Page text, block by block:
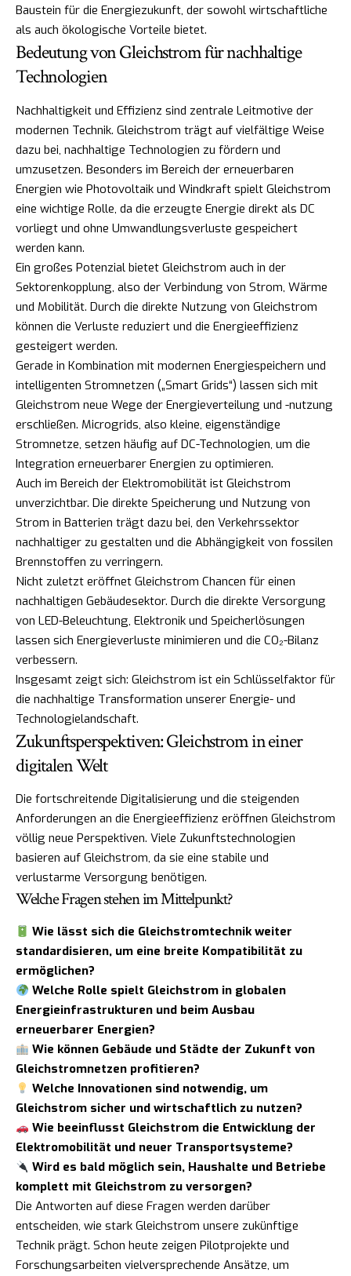
Baustein für die Energiezukunft, der sowohl wirtschaftliche
als auch ökologische Vorteile bietet.
Bedeutung von Gleichstrom für nachhaltige
Technologien
Nachhaltigkeit und Effizienz sind zentrale Leitmotive der
modernen Technik. Gleichstrom trägt auf vielfältige Weise
dazu bei, nachhaltige Technologien zu fördern und
umzusetzen. Besonders im Bereich der erneuerbaren
Energien wie Photovoltaik und Windkraft spielt Gleichstrom
eine wichtige Rolle, da die erzeugte Energie direkt als DC
vorliegt und ohne Umwandlungsverluste gespeichert
werden kann.
Ein großes Potenzial bietet Gleichstrom auch in der
Sektorenkopplung, also der Verbindung von Strom, Wärme
und Mobilität. Durch die direkte Nutzung von Gleichstrom
können die Verluste reduziert und die Energieeffizienz
gesteigert werden.
Gerade in Kombination mit modernen Energiespeichern und
intelligenten Stromnetzen („Smart Grids“) lassen sich mit
Gleichstrom neue Wege der Energieverteilung und -nutzung
erschließen. Microgrids, also kleine, eigenständige
Stromnetze, setzen häufig auf DC-Technologien, um die
Integration erneuerbarer Energien zu optimieren.
Auch im Bereich der Elektromobilität ist Gleichstrom
unverzichtbar. Die direkte Speicherung und Nutzung von
Strom in Batterien trägt dazu bei, den Verkehrssektor
nachhaltiger zu gestalten und die Abhängigkeit von fossilen
Brennstoffen zu verringern.
Nicht zuletzt eröffnet Gleichstrom Chancen für einen
nachhaltigen Gebäudesektor. Durch die direkte Versorgung
von LED-Beleuchtung, Elektronik und Speicherlösungen
lassen sich Energieverluste minimieren und die CO₂-Bilanz
verbessern.
Insgesamt zeigt sich: Gleichstrom ist ein Schlüsselfaktor für
die nachhaltige Transformation unserer Energie- und
Technologielandschaft.
Zukunftsperspektiven: Gleichstrom in einer
digitalen Welt
Die fortschreitende Digitalisierung und die steigenden
Anforderungen an die Energieeffizienz eröffnen Gleichstrom
völlig neue Perspektiven. Viele Zukunftstechnologien
basieren auf Gleichstrom, da sie eine stabile und
verlustarme Versorgung benötigen.
Welche Fragen stehen im Mittelpunkt?
Wie lässt sich die Gleichstromtechnik weiter
standardisieren, um eine breite Kompatibilität zu
ermöglichen?
Welche Rolle spielt Gleichstrom in globalen
Energieinfrastrukturen und beim Ausbau
erneuerbarer Energien?
Wie können Gebäude und Städte der Zukunft von
Gleichstromnetzen profitieren?
Welche Innovationen sind notwendig, um
Gleichstrom sicher und wirtschaftlich zu nutzen?
Wie beeinflusst Gleichstrom die Entwicklung der
Elektromobilität und neuer Transportsysteme?
Wird es bald möglich sein, Haushalte und Betriebe
komplett mit Gleichstrom zu versorgen?
Die Antworten auf diese Fragen werden darüber
entscheiden, wie stark Gleichstrom unsere zukünftige
Technik prägt. Schon heute zeigen Pilotprojekte und
Forschungsarbeiten vielversprechende Ansätze, um